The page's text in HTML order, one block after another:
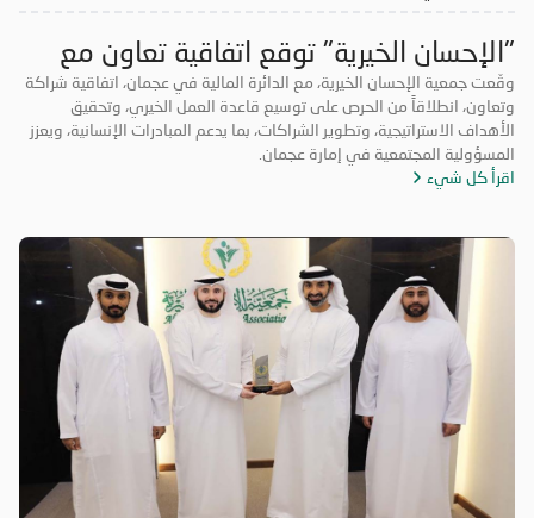
"الإحسان الخيرية" توقع اتفاقية تعاون مع
"مالية" عجمان
وقّعت جمعية الإحسان الخيرية، مع الدائرة المالية في عجمان، اتفاقية شراكة
وتعاون، انطلاقاً من الحرص على توسيع قاعدة العمل الخيري، وتحقيق
الأهداف الاستراتيجية، وتطوير الشراكات، بما يدعم المبادرات الإنسانية، ويعزز
المسؤولية المجتمعية في إمارة عجمان.
اقرأ كل شيء